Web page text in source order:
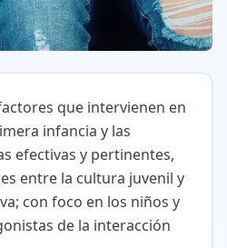
que intervienen en
infancia y las
efectivas y pertinentes,
entre la cultura juvenil y
con foco en los niños y
de la interacción